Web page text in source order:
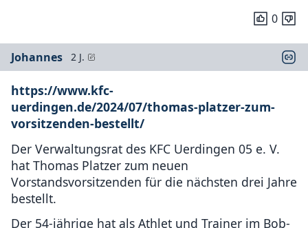
0
Johannes 2 J.
https://www.kfc-
uerdingen.de/2024/07/thomas-platzer-zum-
vorsitzenden-bestellt/
Der Verwaltungsrat des KFC Uerdingen 05 e. V.
hat Thomas Platzer zum neuen
Vorstandsvorsitzenden für die nächsten drei Jahre
bestellt.
Der 54-jährige hat als Athlet und Trainer im Bob-